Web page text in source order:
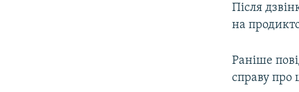
Після
на
Раніше
справу про